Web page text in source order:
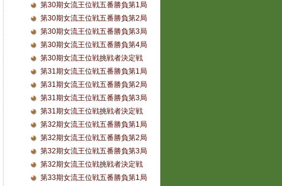
第30期女流王位戦五番勝負第1局
第30期女流王位戦五番勝負第2局
第30期女流王位戦五番勝負第3局
第30期女流王位戦五番勝負第4局
第30期女流王位戦挑戦者決定戦
第31期女流王位戦五番勝負第1局
第31期女流王位戦五番勝負第2局
第31期女流王位戦五番勝負第3局
第31期女流王位戦挑戦者決定戦
第32期女流王位戦五番勝負第1局
第32期女流王位戦五番勝負第2局
第32期女流王位戦五番勝負第3局
第32期女流王位戦挑戦者決定戦
第33期女流王位戦五番勝負第1局